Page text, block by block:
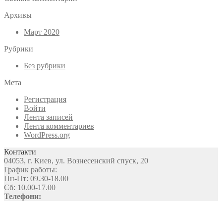
Архивы
Март 2020
Рубрики
Без рубрики
Мета
Регистрация
Войти
Лента записей
Лента комментариев
WordPress.org
Контакти
04053, г. Киев, ул. Вознесенский спуск, 20
График работы:
Пн-Пт: 09.30-18.00
Сб: 10.00-17.00
Телефони: